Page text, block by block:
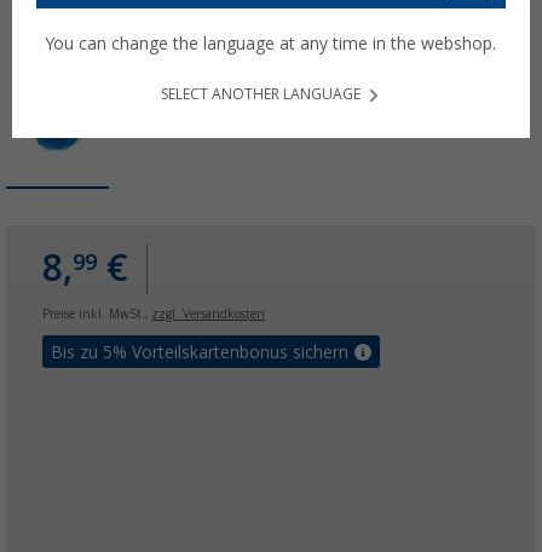
8,99 €
Preise inkl. MwSt., zzgl. Versandkosten
Bis zu 5% Vorteilskartenbonus sichern
You can change the language at any time in the webshop.
SELECT ANOTHER LANGUAGE